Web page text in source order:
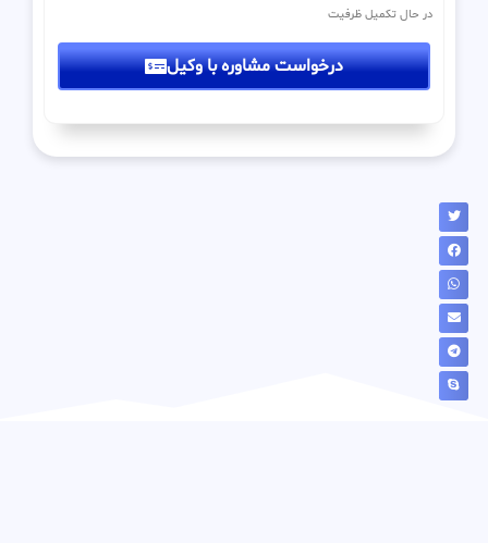
در حال تکمیل ظرفیت
درخواست مشاوره با وکیل